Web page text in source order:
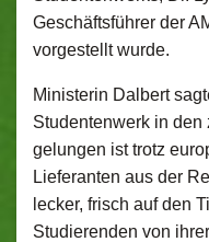
Geschäftsführer der
vorgestellt wurde.
Ministerin Dalbert
Studentenwerk in
gelungen ist trotz
Lieferanten aus der
lecker, frisch auf den
Studierenden von